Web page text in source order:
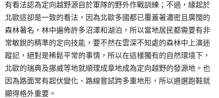
有看法認為定向越野源自於軍隊的野外作戰訓練；不過，緣起於
北歐這卻是一致的看法，因為北歐多國都已覆蓋著濃密且廣闊的
森林著名，林中遍佈許多沼澤和湖泊，所以當地居民都需要有非
常敏銳的精準的定向技能，要不然在雲深不知處的森林中上演迷
蹤記，絕對是稀鬆平常的事情，所以在這樣獨有的自然環境下，
北歐的瑞典及挪威等地就順理成章地成為定向越野的發源地。也
因為路面常有起伏變化、路線嘗試跨多重地形，所以遴選跑鞋就
顯得格外重要。